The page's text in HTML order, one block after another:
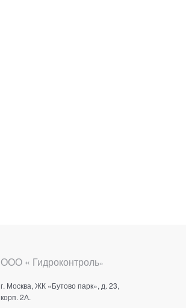
ООО « Гидроконтроль»
г. Москва, ЖК «Бутово парк», д. 23,
корп. 2А.